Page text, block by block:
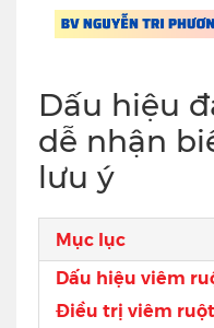
️Dấu hiệu
dễ nhận
lưu ý
Mục lục
Dấu hiệu viêm
Điều trị viêm